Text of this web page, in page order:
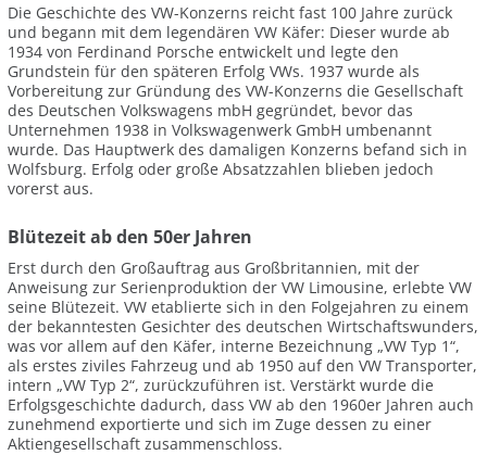
Die Geschichte des VW-Konzerns reicht fast 100 Jahre zurück
und begann mit dem legendären VW Käfer: Dieser wurde ab
1934 von Ferdinand Porsche entwickelt und legte den
Grundstein für den späteren Erfolg VWs. 1937 wurde als
Vorbereitung zur Gründung des VW-Konzerns die Gesellschaft
des Deutschen Volkswagens mbH gegründet, bevor das
Unternehmen 1938 in Volkswagenwerk GmbH umbenannt
wurde. Das Hauptwerk des damaligen Konzerns befand sich in
Wolfsburg. Erfolg oder große Absatzzahlen blieben jedoch
vorerst aus.
Blütezeit ab den 50er Jahren
Erst durch den Großauftrag aus Großbritannien, mit der
Anweisung zur Serienproduktion der VW Limousine, erlebte VW
seine Blütezeit. VW etablierte sich in den Folgejahren zu einem
der bekanntesten Gesichter des deutschen Wirtschaftswunders,
was vor allem auf den Käfer, interne Bezeichnung „VW Typ 1“,
als erstes ziviles Fahrzeug und ab 1950 auf den VW Transporter,
intern „VW Typ 2“, zurückzuführen ist. Verstärkt wurde die
Erfolgsgeschichte dadurch, dass VW ab den 1960er Jahren auch
zunehmend exportierte und sich im Zuge dessen zu einer
Aktiengesellschaft zusammenschloss.